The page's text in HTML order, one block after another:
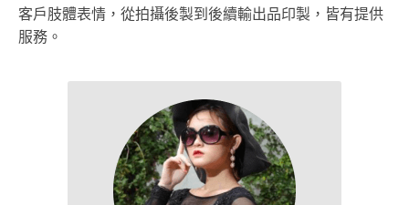
客戶肢體表情，從拍攝後製到後續輸出品印製，皆有提供
服務。